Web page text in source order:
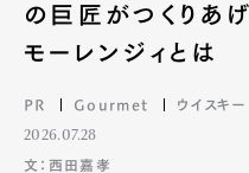
の巨匠がつくりあ
モーレンジィとは
PR Gourmet ウイスキー
2026.07.28
文：西田嘉孝